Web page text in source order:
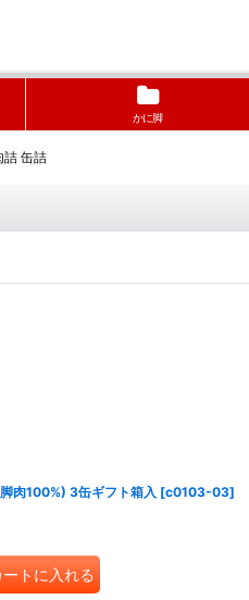
かに脚
詰 缶詰
肉100%) 3缶ギフト箱入 [c0103-03]
ートに入れる